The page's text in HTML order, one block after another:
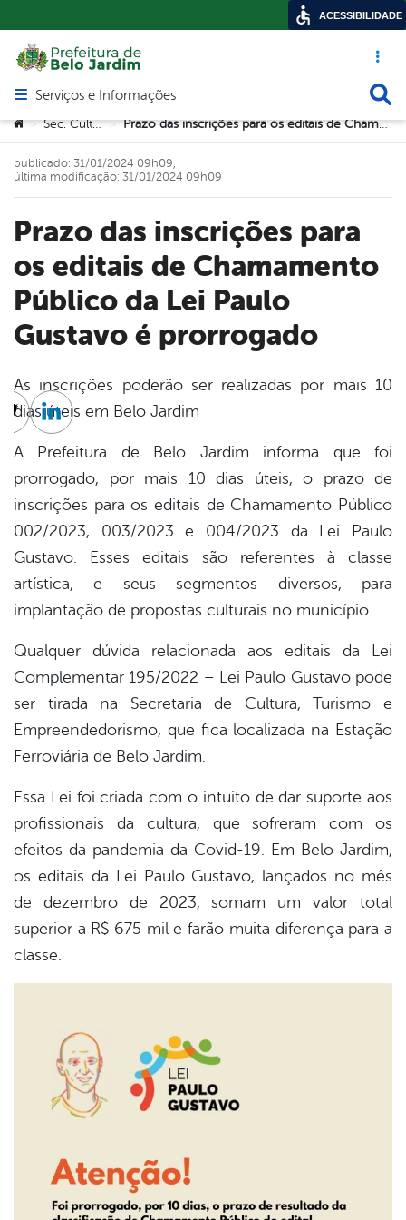
Acesso
Abrir menu principal de navegação
Serviços e Informações
Você está aqui:
> Sec. Cultura > Prazo das inscrições para os editais de Chamamento Público da Lei Paulo Gustavo é prorrogado
Prazo das inscrições para
os editais de Chamamento
Público da Lei Paulo
Gustavo é prorrogado
publicado: 31/01/2024 09h09,
última modificação: 31/01/2024 09h09
As inscrições poderão ser realizadas por mais 10
dias úteis em Belo Jardim
A Prefeitura de Belo Jardim informa que foi
prorrogado, por mais 10 dias úteis, o prazo de
inscrições para os editais de Chamamento Público
002/2023, 003/2023 e 004/2023 da Lei Paulo
Gustavo. Esses editais são referentes à classe
artística, e seus segmentos diversos, para
implantação de propostas culturais no município.
Qualquer dúvida relacionada aos editais da Lei
Complementar 195/2022 – Lei Paulo Gustavo pode
ser tirada na Secretaria de Cultura, Turismo e
Empreendedorismo, que fica localizada na Estação
Ferroviária de Belo Jardim.
Essa Lei foi criada com o intuito de dar suporte aos
profissionais da cultura, que sofreram com os
efeitos da pandemia da Covid-19. Em Belo Jardim,
os editais da Lei Paulo Gustavo, lançados no mês
de dezembro de 2023, somam um valor total
superior a R$ 675 mil e farão muita diferença para a
classe.
TwitterLinkedin
ACESSIBILIDADE